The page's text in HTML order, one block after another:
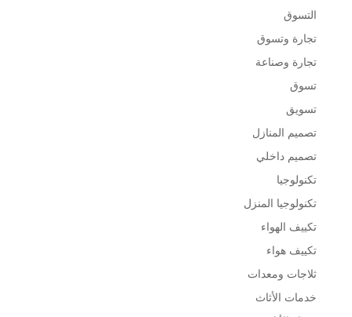
التسوق
تجارة وتسوق
تجارة وصناعة
تسوق
تسويق
تصميم المنازل
تصميم داخلي
تكنولوجيا
تكنولوجيا المنزل
تكييف الهواء
تكييف هواء
ثلاجات ومعدات
خدمات الأثاث